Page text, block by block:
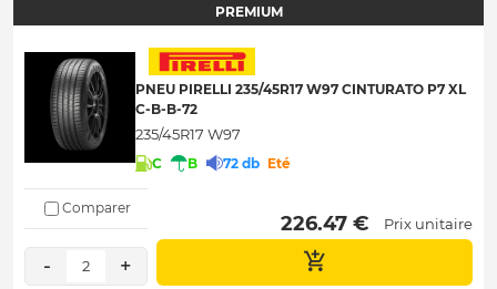
PREMIUM
PNEU PIRELLI 235/45R17 W97 CINTURATO P7 XL
C-B-B-72
235/45R17 W97
C B 72 db Eté
Comparer
- 2 +
226.47 € Prix unitaire